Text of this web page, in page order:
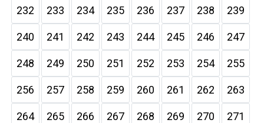
232 233 234 235 236 237 238 239
240 241 242 243 244 245 246 247
248 249 250 251 252 253 254 255
256 257 258 259 260 261 262 263
264 265 266 267 268 269 270 271